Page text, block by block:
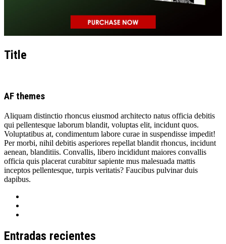
Title
AF themes
Aliquam distinctio rhoncus eiusmod architecto natus officia debitis
qui pellentesque laborum blandit, voluptas elit, incidunt quos.
Voluptatibus at, condimentum labore curae in suspendisse impedit!
Per morbi, nihil debitis asperiores repellat blandit rhoncus, incidunt
aenean, blanditiis. Convallis, libero incididunt maiores convallis
officia quis placerat curabitur sapiente mus malesuada mattis
inceptos pellentesque, turpis veritatis? Faucibus pulvinar duis
dapibus.
Entradas recientes